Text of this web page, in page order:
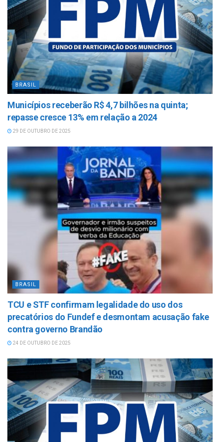
BRASIL
Municípios receberão R$ 4,7 bilhões na quinta;
repasse cresce 13% em relação a 2024
29 DE OUTUBRO DE 2025
BRASIL
TCU e STF confirmam legalidade do uso dos
precatórios do Fundef e desmontam acusação fake
contra governo Brandão
24 DE OUTUBRO DE 2025